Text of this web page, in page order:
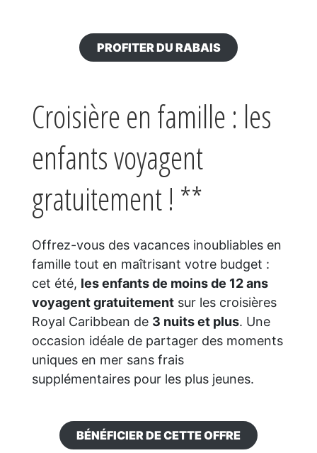
PROFITER DU RABAIS
Croisière en famille : les
enfants voyagent
gratuitement ! **
Offrez-vous des vacances inoubliables en
famille tout en maîtrisant votre budget :
cet été, les enfants de moins de 12 ans
voyagent gratuitementsur les croisières
Royal Caribbean de 3 nuits et plus. Une
occasion idéale de partager des moments
uniques en mer sans frais
supplémentaires pour les plus jeunes.
BÉNÉFICIER DE CETTE OFFRE